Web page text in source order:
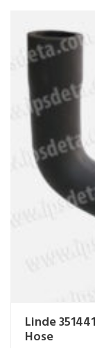
Linde
Hose